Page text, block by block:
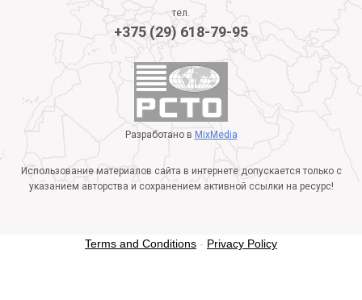
тел.
+375 (29) 618-79-95
Разработано в MixMedia
Использование материалов сайта в интернете допускается только с
указанием авторства и сохранением активной ссылки на ресурс!
Terms and Conditions - Privacy Policy